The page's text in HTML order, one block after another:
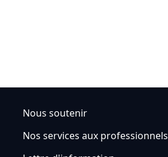
Nous soutenir
Nos services aux professionnels